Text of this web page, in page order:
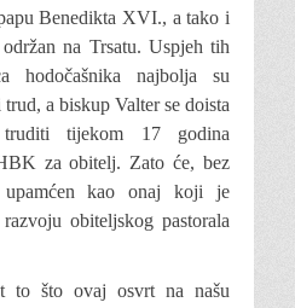
Benedikta XVI., a tako i
na Trsatu. Uspjeh tih
hodočašnika najbolja su
a biskup Valter se doi­sta
tijekom 17 godina
za obitelj. Zato će, bez
kao onaj koji je
obiteljskog pastorala
to što ovaj osvrt na našu